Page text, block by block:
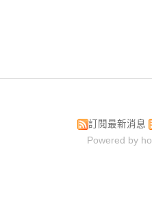
訂閱最新消息
Powered by